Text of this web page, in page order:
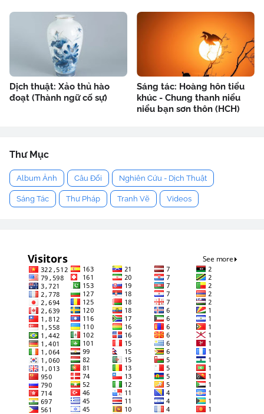
Dịch thuật: Xảo thủ hào
đoạt (Thành ngữ cố sự)
Sáng tác: Hoàng hôn tiểu
khúc - Chung thanh niểu
niểu bạn sơn thôn (HCH)
Thư Mục
Album Ảnh Câu Đối Nghiên Cứu - Dịch Thuật
Sáng Tác Thư Pháp Tranh Vẽ Videos